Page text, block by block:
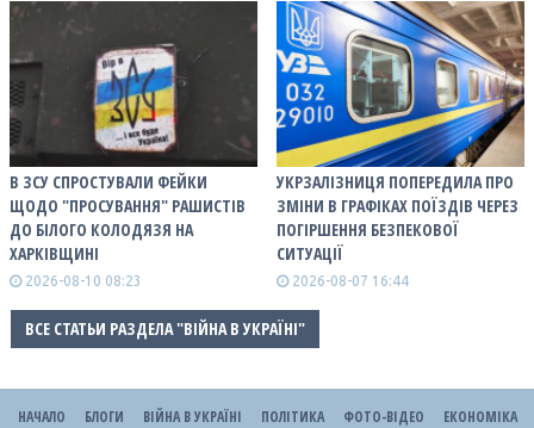
В ЗСУ СПРОСТУВАЛИ ФЕЙКИ
ЩОДО "ПРОСУВАННЯ" РАШИСТІВ
ДО БІЛОГО КОЛОДЯЗЯ НА
ХАРКІВЩИНІ
2026-08-10 08:23
УКРЗАЛІЗНИЦЯ ПОПЕРЕДИЛА ПРО
ЗМІНИ В ГРАФІКАХ ПОЇЗДІВ ЧЕРЕЗ
ПОГІРШЕННЯ БЕЗПЕКОВОЇ
СИТУАЦІЇ
2026-08-07 16:44
ВСЕ СТАТЬИ РАЗДЕЛА "ВІЙНА В УКРАЇНІ"
НАЧАЛО БЛОГИ ВІЙНА В УКРАЇНІ ПОЛІТИКА ФОТО-ВІДЕО ЕКОНОМІКА